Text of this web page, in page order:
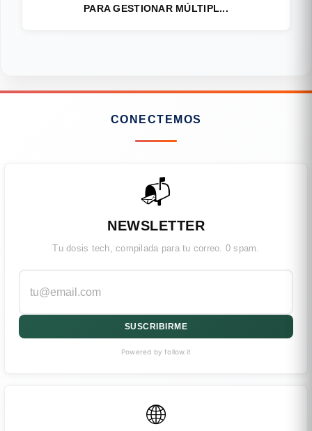
PARA GESTIONAR MÚLTIPL...
CONECTEMOS
📬
NEWSLETTER
Tu dosis tech, compilada para tu correo. 0 spam.
SUSCRIBIRME
Powered by follow.it
🌐